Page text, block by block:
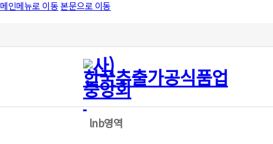
메인메뉴로 이동본문으로 이동
lnb영역